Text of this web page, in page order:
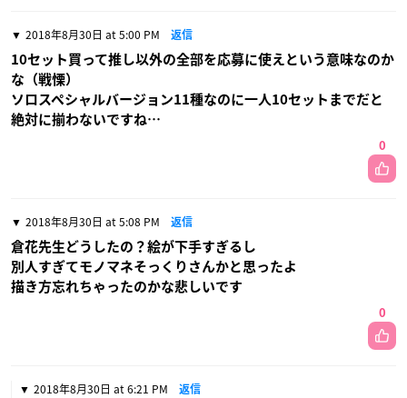
2018年8月30日 at 5:00 PM 返信
10セット買って推し以外の全部を応募に使えという意味なのか
な（戦慄）
ソロスペシャルバージョン11種なのに一人10セットまでだと
絶対に揃わないですね…
0
2018年8月30日 at 5:08 PM 返信
倉花先生どうしたの？絵が下手すぎるし
別人すぎてモノマネそっくりさんかと思ったよ
描き方忘れちゃったのかな悲しいです
0
2018年8月30日 at 6:21 PM 返信